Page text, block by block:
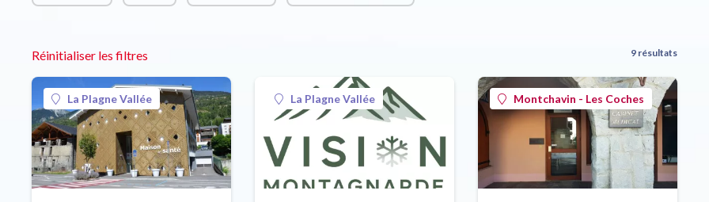
Réinitialiser les filtres 9 résultats
La Plagne Vallée La Plagne Vallée Montchavin - Les Coches